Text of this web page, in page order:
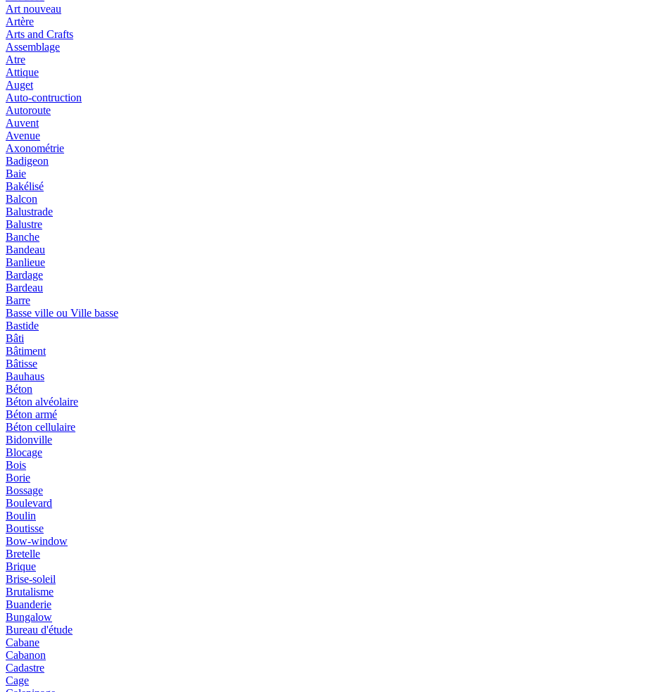
Art nouveau
Artère
Arts and Crafts
Assemblage
Atre
Attique
Auget
Auto-contruction
Autoroute
Auvent
Avenue
Axonométrie
Badigeon
Baie
Bakélisé
Balcon
Balustrade
Balustre
Banche
Bandeau
Banlieue
Bardage
Bardeau
Barre
Basse ville ou Ville basse
Bastide
Bâti
Bâtiment
Bâtisse
Bauhaus
Béton
Béton alvéolaire
Béton armé
Béton cellulaire
Bidonville
Blocage
Bois
Borie
Bossage
Boulevard
Boulin
Boutisse
Bow-window
Bretelle
Brique
Brise-soleil
Brutalisme
Buanderie
Bungalow
Bureau d'étude
Cabane
Cabanon
Cadastre
Cage